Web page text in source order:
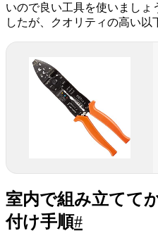
いので良い工具を使いましょ
したが、クオリティの高い以
室内で組み立てて
付け手順#